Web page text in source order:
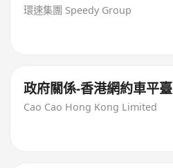
環速集團 Speedy Group
政府關係-香港網約車平臺
Cao Cao Hong Kong Limited